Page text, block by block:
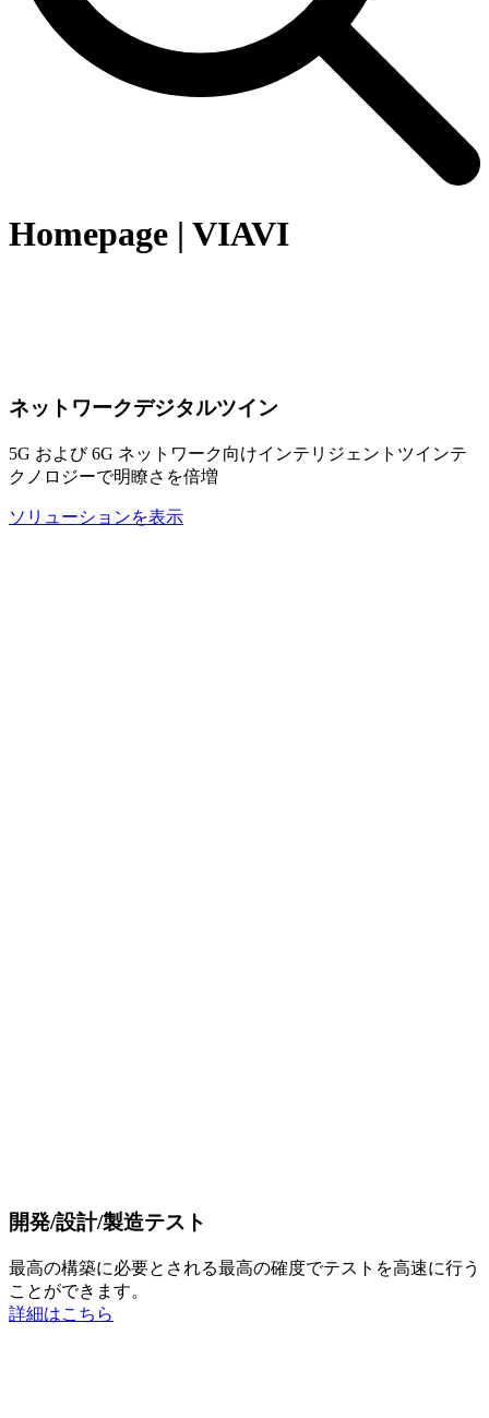
Homepage | VIAVI
ネットワークデジタルツイン
5G および 6G ネットワーク向けインテリジェントツインテ
クノロジーで明瞭さを倍増
ソリューションを表示
開発/設計/製造テスト
最高の構築に必要とされる最高の確度でテストを高速に行う
ことができます。
詳細はこちら